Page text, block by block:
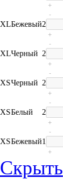
+
XLБежевый2
-
+
XLЧерный 2
-
+
XSЧерный 2
-
+
XSБелый 2
-
+
XSБежевый1
-
+
Скрыть